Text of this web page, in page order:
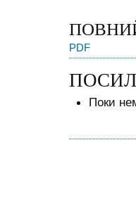
PDF
Поки